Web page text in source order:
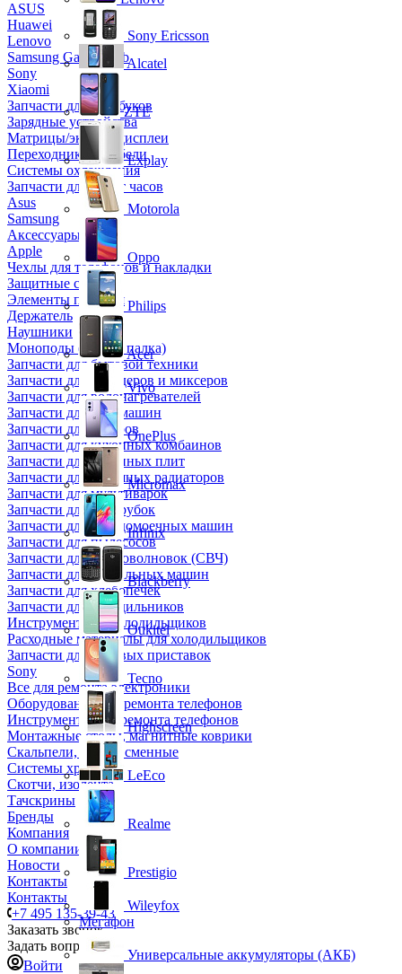
ASUS
Huawei
Lenovo
Samsung Galaxy Tab
Sony
Xiaomi
Запчасти для ноутбуков
Зарядные устройства
Матрицы/экраны/дисплеи
Переходники и кабели
Системы охлаждения
Запчасти для смарт часов
Asus
Samsung
Аксессуары
Apple
Чехлы для телефонов и накладки
Защитные стекла
Элементы питания
Держатель
Наушники
Моноподы (Селфи палка)
Запчасти для бытовой техники
Запчасти для блендеров и миксеров
Запчасти для водонагревателей
Запчасти для кофемашин
Запчасти для кулеров
Запчасти для кухонных комбаинов
Запчасти для кухонных плит
Запчасти для масляных радиаторов
Запчасти для мультиварок
Запчасти для мясорубок
Запчасти для посудомоечных машин
Запчасти для пылесосов
Запчасти для микроволновок (СВЧ)
Запчасти для стиральных машин
Запчасти для хлебопечек
Запчасти для холодильников
Инструмент для холодильщиков
Расходные материалы для холодильщиков
Запчасти для игровых приставок
Sony
Все для ремонта электроники
Оборудование для ремонта телефонов
Инструменты для ремонта телефонов
Монтажные столы, магнитные коврики
Скальпели, лезвия сменные
Системы хранения
Скотчи, изолента
Тачскрины
Бренды
Компания
О компании
Новости
Контакты
Контакты
+7 495 135-39-43
Заказать звонок
Задать вопрос
Войти
Sony Ericsson
Alcatel
ZTE
Explay
Motorola
Oppo
Philips
Acer
Vivo
OnePlus
Micromax
Infinix
Blackberry
Oukitel
Tecno
Highscreen
LeEco
Realme
Prestigio
Wileyfox
Мегафон
Универсальные аккумуляторы (АКБ)